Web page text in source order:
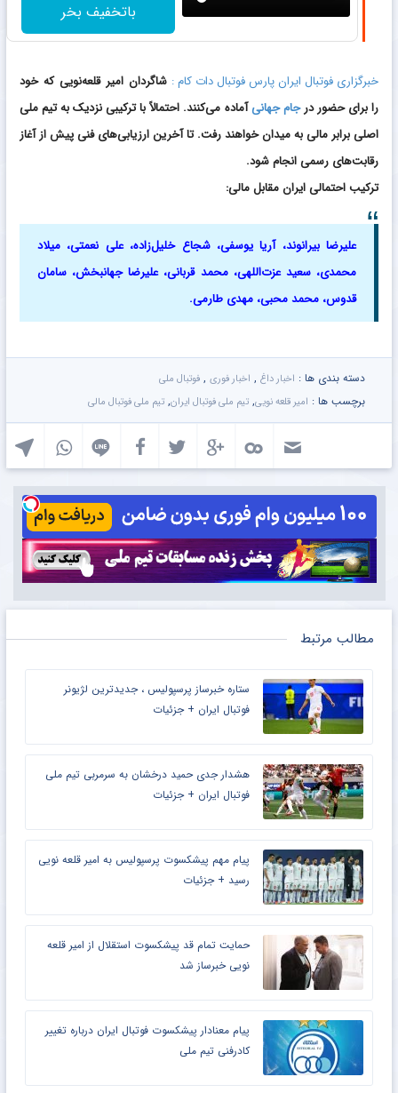
باتخفیف بخر
خبرگزاری فوتبال ایران پارس فوتبال دات کام : شاگردان امیر قلعه‌نویی که خود
را برای حضور درجام جهانیآماده می‌کنند. احتمالاً با ترکیبی نزدیک به تیم ملی
اصلی برابر مالی به میدان خواهند رفت. تا آخرین ارزیابی‌های فنی پیش از آغاز
رقابت‌های رسمی انجام شود.
ترکیب احتمالی ایران مقابل مالی:
علیرضا بیرانوند، آریا یوسفی، شجاع خلیل‌زاده، علی نعمتی، میلاد
محمدی، سعید عزت‌اللهی، محمد قربانی، علیرضا جهانبخش، سامان
قدوس، محمد محبی، مهدی طارمی.
دسته بندی ها : اخبار داغ , اخبار فوری , فوتبال ملی
برچسب ها : امیر قلعه نویی, تیم ملی فوتبال ایران, تیم ملی فوتبال مالی
مطالب مرتبط
ستاره خبرساز پرسپولیس ، جدیدترین لژیونر
فوتبال ایران + جزئیات
هشدار جدی حمید درخشان به سرمربی تیم ملی
فوتبال ایران + جزئیات
پیام مهم پیشکسوت پرسپولیس به امیر قلعه نویی
رسید + جزئیات
حمایت تمام قد پیشکسوت استقلال از امیر قلعه
نویی خبرساز شد
پیام معنادار پیشکسوت فوتبال ایران درباره تغییر
کادرفنی تیم ملی